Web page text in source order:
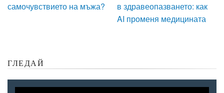
самочувствието на мъжа?
в здравеопазването: как
AI променя медицината
ГЛЕДАЙ